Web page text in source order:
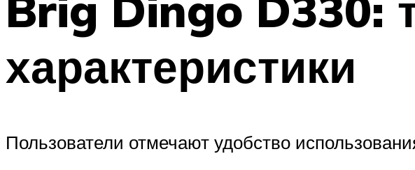
характеристики
Пользователи отмечают удобство